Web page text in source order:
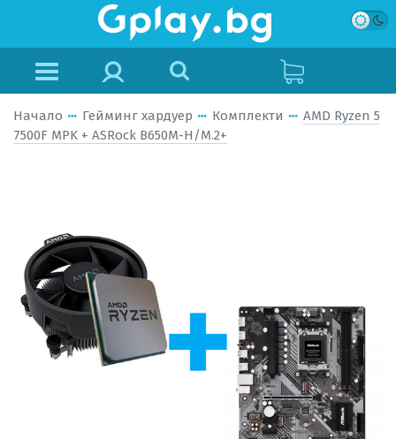
Начало Гейминг хардуер Комплекти
AMD Ryzen 5
7500F MPK + ASRock B650M-H/M.2+